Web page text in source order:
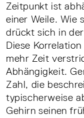
Zeitpunkt ist
einer Weile. Wie
drückt sich in
Diese
mehr Zeit
Abhängigkeit.
Zahl, die
typischerweise
Gehirn seinen